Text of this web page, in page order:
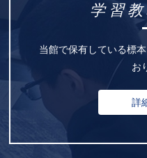
学習
当館で保有している標
お
詳